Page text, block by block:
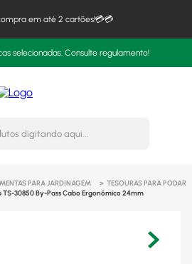
em até 2 cartões!💳💳
selecionadas. Consulte regulamento!
Busque seus produtos
PARA JARDINAGEM
TESOURAS PARA PODAR
TS-30850 By-Pass Cabo Ergonômico 24mm